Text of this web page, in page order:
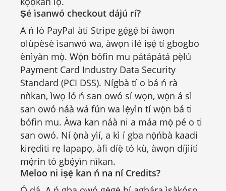
Ṣé ìsanwó checkout dájú rí?
A ń lò PayPal àti Stripe gẹ́gẹ́ bí àwọn
olùpèsè ìsanwó wa, àwọn ilé iṣẹ́ tí gbogbo
ènìyàn mọ̀. Wọ́n bófin mu pátápátá pẹ̀lú
Payment Card Industry Data Security
Standard (PCI DSS). Nígbà tí o bá ń rà
nǹkan, ìwọ ló ń san owó sí wọn, wọ́n á sì
san owó náà wá fún wa lẹ́yìn tí wọ́n bá ti
bófin mu. Àwa kan náà ni a máa mọ̀ pé o ti
san owó. Ní ọ̀nà yìí, a kì í gba nọ́ńbà kaadi
kirẹditi rẹ lapapọ, àfi díẹ̀ tó kù, àwọn díjìítì
mẹ́rin tó gbẹ́yìn nìkan.
Meloo ni iṣẹ́ kan ń na ní Credits?